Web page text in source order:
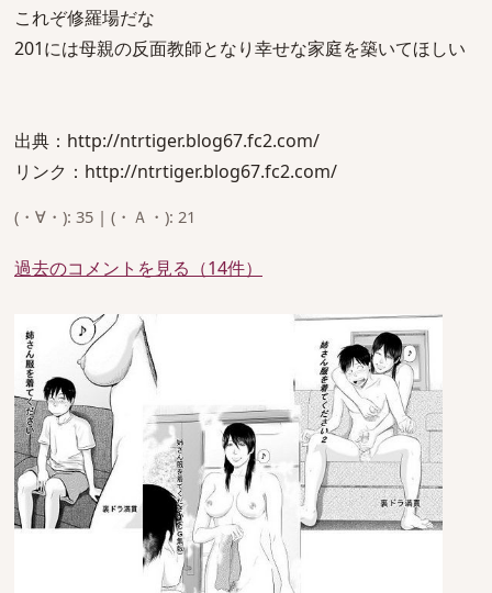
これぞ修羅場だな
201には母親の反面教師となり幸せな家庭を築いてほしい
出典：http://ntrtiger.blog67.fc2.com/
リンク：http://ntrtiger.blog67.fc2.com/
(・∀・): 35 | (・Ａ・): 21
過去のコメントを見る（14件）